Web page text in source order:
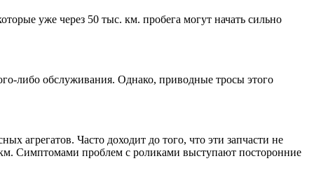
уже через 50 тыс. км. пробега могут начать сильно
либо обслуживания. Однако, приводные тросы этого
агрегатов. Часто доходит до того, что эти запчасти не
Симптомами проблем с роликами выступают посторонние